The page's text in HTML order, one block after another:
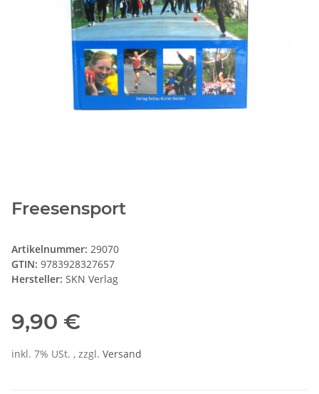
Freesensport
Artikelnummer: 29070
GTIN: 9783928327657
Hersteller: SKN Verlag
9,90 €
inkl. 7% USt. , zzgl. Versand